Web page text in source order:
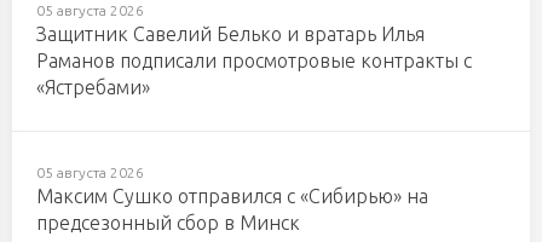
05 августа 2026
Защитник Савелий Белько и вратарь Илья
Раманов подписали просмотровые контракты с
«Ястребами»
05 августа 2026
Максим Сушко отправился с «Сибирью» на
предсезонный сбор в Минск